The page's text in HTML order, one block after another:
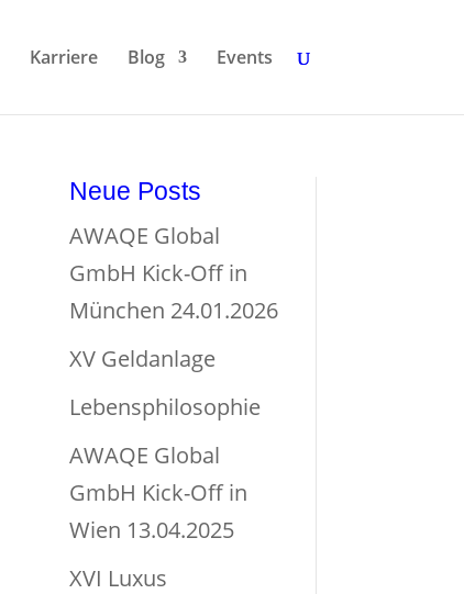
Karriere Blog Events
Neue Posts
AWAQE Global
GmbH Kick-Off in
München 24.01.2026
XV Geldanlage
Lebensphilosophie
AWAQE Global
GmbH Kick-Off in
Wien 13.04.2025
XVI Luxus